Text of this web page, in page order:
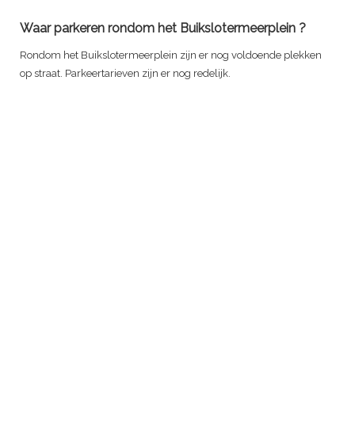
Waar parkeren rondom het Buikslotermeerplein ?
Rondom het Buikslotermeerplein zijn er nog voldoende plekken
op straat. Parkeertarieven zijn er nog redelijk.